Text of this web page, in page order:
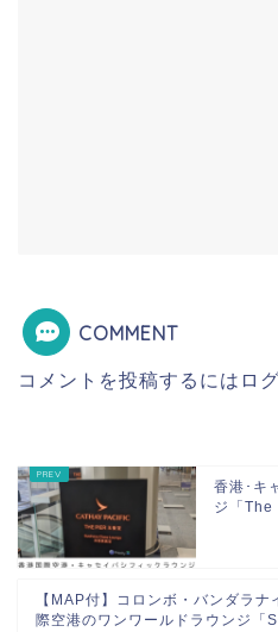
COMMENT
コメントを投稿するには ロ
香港･キ
ジ「The
【MAP付】コロンボ・バンダラナ
際空港のワンワールドラウンジ「